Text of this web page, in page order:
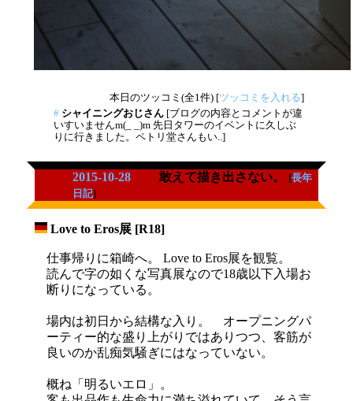
本日のツッコミ(全1件) [ツッコミを入れる]
# シャイニングおじさん [ブログの内容とコメントが違
いすいませんm(_ _)m 先日タワーのイベントに久しぶ
りに行きました。ペトリ堂さんもい..]
2015-10-28 敢えて描き出さない。 [長年
日記]
Love to Eros展 [R18]
仕事帰りに箱崎へ。 Love to Eros展を観覧。
読んで字の如くな写真展なので18歳以下入場お
断りになっている。
場内は初日から結構な入り。 オープニングパ
ーティー的な盛り上がりではありつつ、客筋が
良いのか乱痴気騒ぎにはなっていない。
概ね「明るいエロ」。